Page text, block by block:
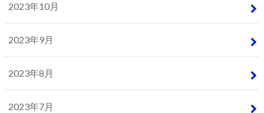
2023年10月
2023年9月
2023年8月
2023年7月